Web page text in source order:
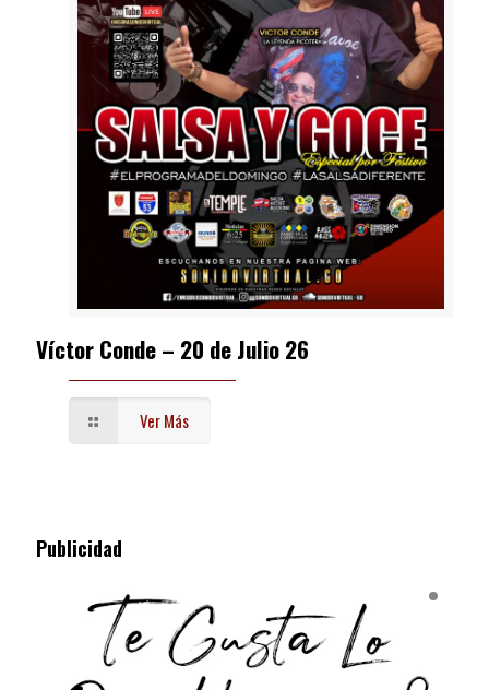
Víctor Conde – 20 de Julio 26
Ver Más
Publicidad